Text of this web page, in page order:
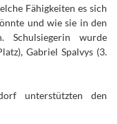
Fähigkeiten es sich
und wie sie in den
Schulsiegerin wurde
Gabriel Spalvys (3.
unterstützten den